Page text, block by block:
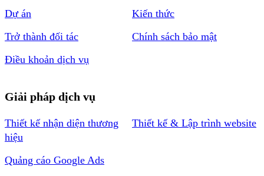
Dự án
Kiến thức
Trở thành đối tác
Chính sách bảo mật
Điều khoản dịch vụ
Giải pháp dịch vụ
Thiết kế nhận diện thương
hiệu
Thiết kế & Lập trình website
Quảng cáo Google Ads